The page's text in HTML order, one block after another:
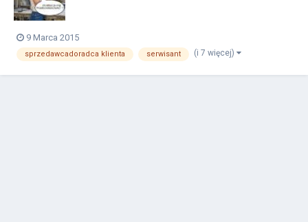
9 Marca 2015
sprzedawcadoradca klienta serwisant (i 7 więcej)